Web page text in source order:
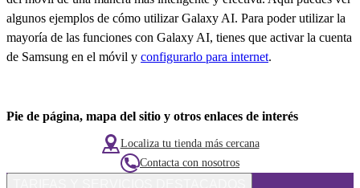
algunos ejemplos de cómo utilizar Galaxy AI. Para poder utilizar la
mayoría de las funciones con Galaxy AI, tienes que activar la cuenta
de Samsung en el móvil y configurarlo para internet.
Pie de página, mapa del sitio y otros enlaces de interés
Localiza tu tienda más cercana
Contacta con nosotros